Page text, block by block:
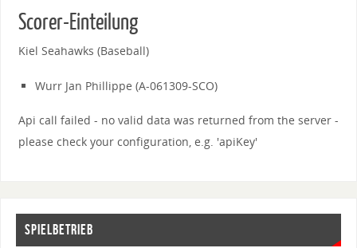
Scorer-Einteilung
Kiel Seahawks (Baseball)
Wurr Jan Phillippe (A-061309-SCO)
Api call failed - no valid data was returned from the server -
please check your configuration, e.g. 'apiKey'
SPIELBETRIEB